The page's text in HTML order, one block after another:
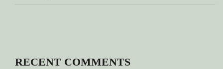
RECENT COMMENTS